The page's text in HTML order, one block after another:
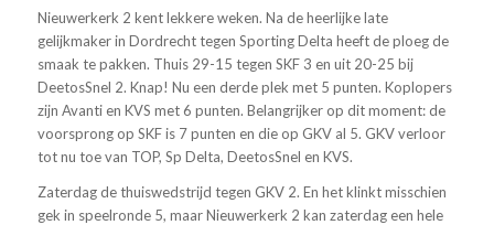
Nieuwerkerk 2 kent lekkere weken. Na de heerlijke late
gelijkmaker in Dordrecht tegen Sporting Delta heeft de ploeg de
smaak te pakken. Thuis 29-15 tegen SKF 3 en uit 20-25 bij
DeetosSnel 2. Knap! Nu een derde plek met 5 punten. Koplopers
zijn Avanti en KVS met 6 punten. Belangrijker op dit moment: de
voorsprong op SKF is 7 punten en die op GKV al 5. GKV verloor
tot nu toe van TOP, Sp Delta, DeetosSnel en KVS.
Zaterdag de thuiswedstrijd tegen GKV 2. En het klinkt misschien
gek in speelronde 5, maar Nieuwerkerk 2 kan zaterdag een hele